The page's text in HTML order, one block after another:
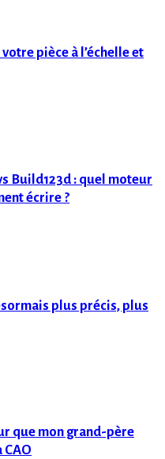
pièce à l’échelle et
Build123d : quel moteur
écrire ?
plus précis, plus
que mon grand-père